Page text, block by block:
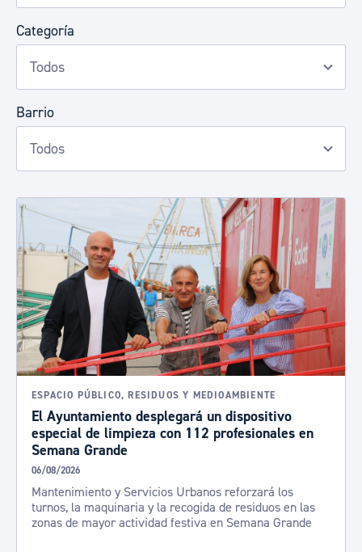
Categoría
Barrio
ESPACIO PÚBLICO, RESIDUOS Y MEDIOAMBIENTE
El Ayuntamiento desplegará un dispositivo
especial de limpieza con 112 profesionales en
Semana Grande
06/08/2026
Mantenimiento y Servicios Urbanos reforzará los
turnos, la maquinaria y la recogida de residuos en las
zonas de mayor actividad festiva en Semana Grande